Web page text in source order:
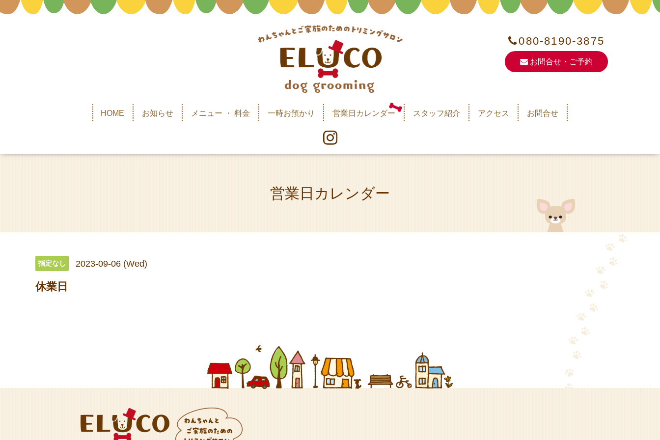
080-8190-3875
お問合せ・ご予約
HOME お知らせ メニュー ・ 料金 一時お預かり 営業日カレンダー スタッフ紹介 アクセス お問合せ
営業日カレンダー
指定なし 2023-09-06 (Wed)
休業日